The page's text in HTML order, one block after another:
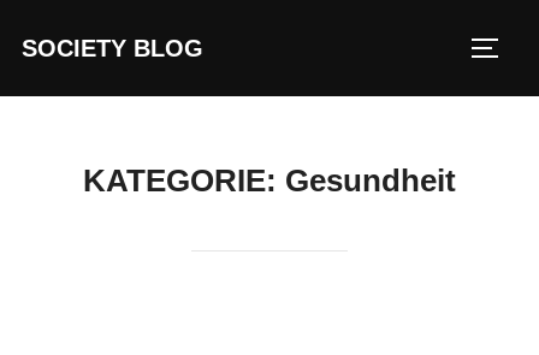
InhaltSOCIETY BLOG
KATEGORIE: Gesundheit